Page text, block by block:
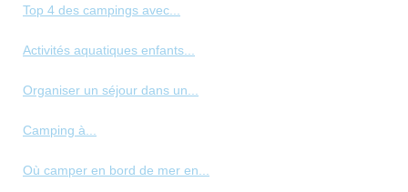
Top 4 des campings avec...
Activités aquatiques enfants...
Organiser un séjour dans un...
Camping à...
Où camper en bord de mer en...